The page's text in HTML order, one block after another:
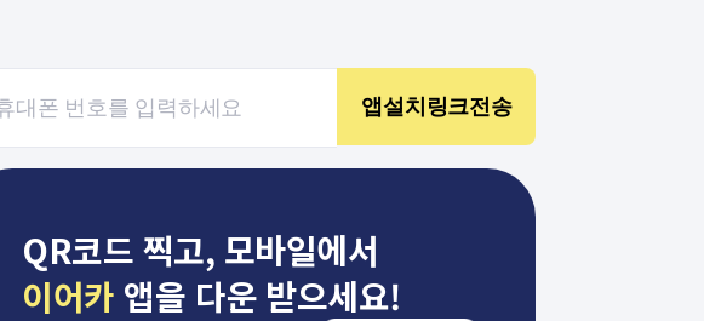
QR코드 찍고, 모바일에서
이어카 앱을 다운 받으세요!